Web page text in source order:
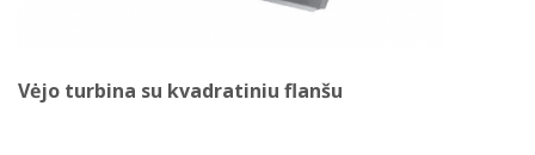
Vėjo turbina su kvadratiniu flanšu